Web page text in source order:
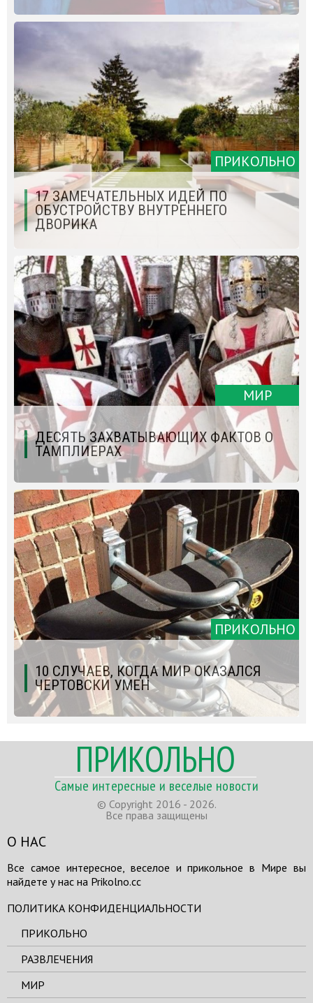
ПРИКОЛЬНО
17 ЗАМЕЧАТЕЛЬНЫХ ИДЕЙ ПО
ОБУСТРОЙСТВУ ВНУТРЕННЕГО
ДВОРИКА
МИР
ДЕСЯТЬ ЗАХВАТЫВАЮЩИХ ФАКТОВ О
ТАМПЛИЕРАХ
ПРИКОЛЬНО
10 СЛУЧАЕВ, КОГДА МИР ОКАЗАЛСЯ
ЧЕРТОВСКИ УМЕН
ПРИКОЛЬНО
Самые интересные и веселые новости
© Copyright 2016 - 2026.
Все права защищены
О НАС
Все самое интересное, веселое и прикольное в Мире вы
найдете у нас на Prikolno.cc
ПОЛИТИКА КОНФИДЕНЦИАЛЬНОСТИ
ПРИКОЛЬНО
РАЗВЛЕЧЕНИЯ
МИР